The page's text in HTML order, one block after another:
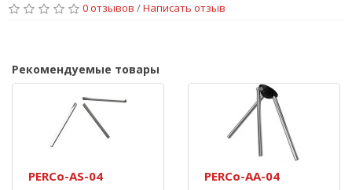
0 отзывов /Написать отзыв
Рекомендуемые товары
PERCo-AS-04 PERCo-AА-04